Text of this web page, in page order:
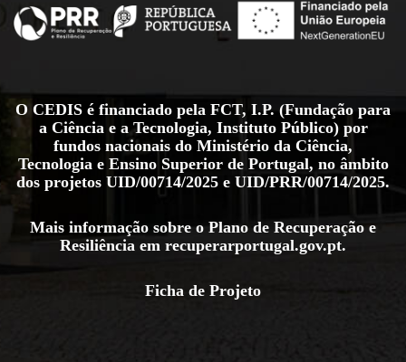
O CEDIS é financiado pela FCT, I.P. (Fundação para
a Ciência e a Tecnologia, Instituto Público) por
fundos nacionais do Ministério da Ciência,
Tecnologia e Ensino Superior de Portugal, no âmbito
dos projetos UID/00714/2025 e UID/PRR/00714/2025.
Mais informação sobre o Plano de Recuperação e
Resiliência em recuperarportugal.gov.pt.
Ficha de Projeto